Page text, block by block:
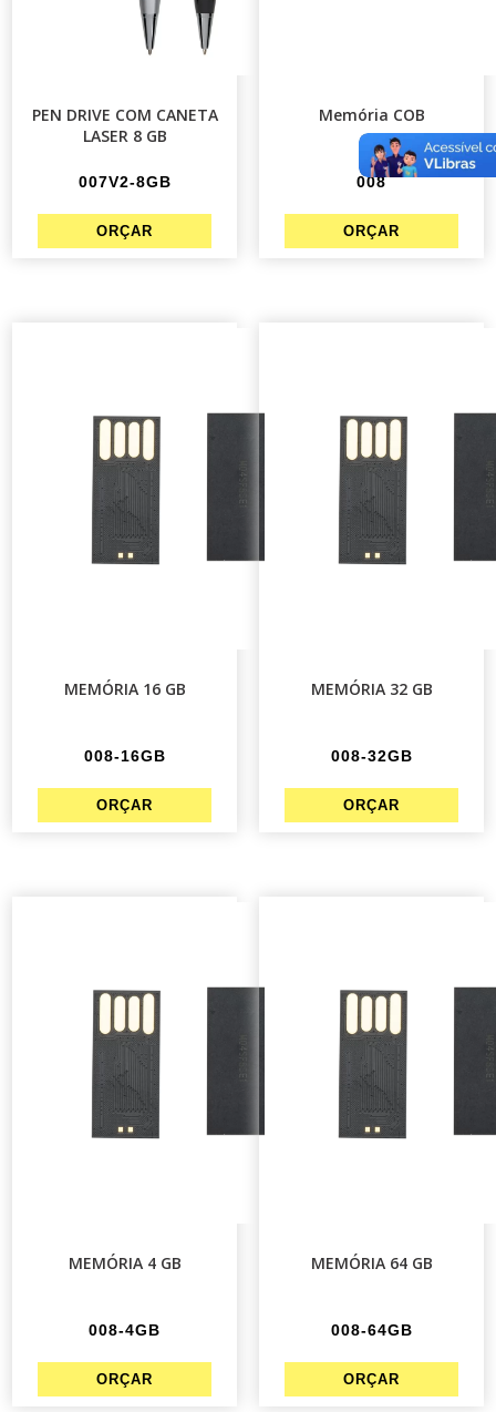
PEN DRIVE COM CANETA
LASER 8 GB
007V2-8GB
Memória COB
008
MEMÓRIA 16 GB
008-16GB
MEMÓRIA 32 GB
008-32GB
MEMÓRIA 4 GB
008-4GB
MEMÓRIA 64 GB
008-64GB